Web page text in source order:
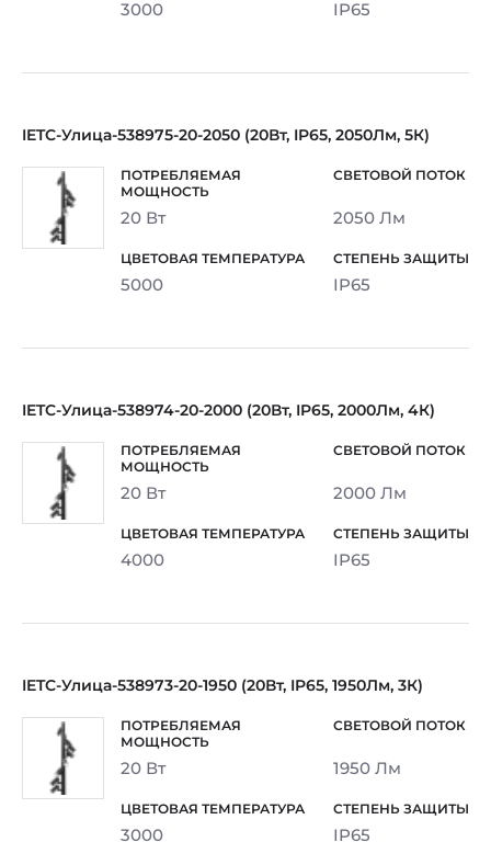
3000 IP65
IETC-Улица-538975-20-2050 (20Вт, IP65, 2050Лм, 5К)
20 Вт 2050 Лм
5000 IP65
IETC-Улица-538974-20-2000 (20Вт, IP65, 2000Лм, 4К)
20 Вт 2000 Лм
4000 IP65
IETC-Улица-538973-20-1950 (20Вт, IP65, 1950Лм, 3К)
20 Вт 1950 Лм
3000 IP65